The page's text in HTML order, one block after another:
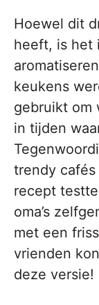
Hoewel dit
heeft, is het
keukens
gebruikt om
in tijden
trendy
recept
oma’s
met een
vrienden
deze versie!